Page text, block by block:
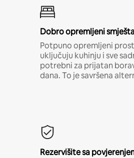
Dobro opremljeni
Potpuno opremljeni
uključuju kuhinju i sve
potrebni za prijatan
dana. To je savršena
Rezervišite sa